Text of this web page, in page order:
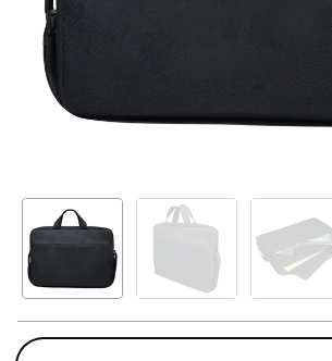
Portatīvie datori un piederumi
Lādētāji un adapteri
Dokstacijas
Portatīvie dzesētāji
Audio